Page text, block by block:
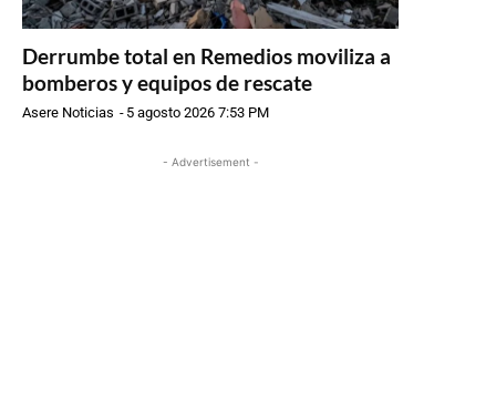
Derrumbe total en Remedios moviliza a
bomberos y equipos de rescate
Asere Noticias - 5 agosto 2026 7:53 PM
- Advertisement -